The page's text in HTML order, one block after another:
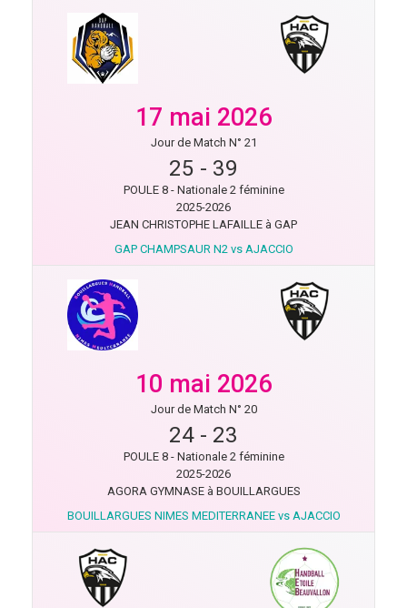
17 mai 2026
Jour de Match N° 21
25 - 39
POULE 8 - Nationale 2 féminine
2025-2026
JEAN CHRISTOPHE LAFAILLE à GAP
GAP CHAMPSAUR N2 vs AJACCIO
10 mai 2026
Jour de Match N° 20
24 - 23
POULE 8 - Nationale 2 féminine
2025-2026
AGORA GYMNASE à BOUILLARGUES
BOUILLARGUES NIMES MEDITERRANEE vs AJACCIO